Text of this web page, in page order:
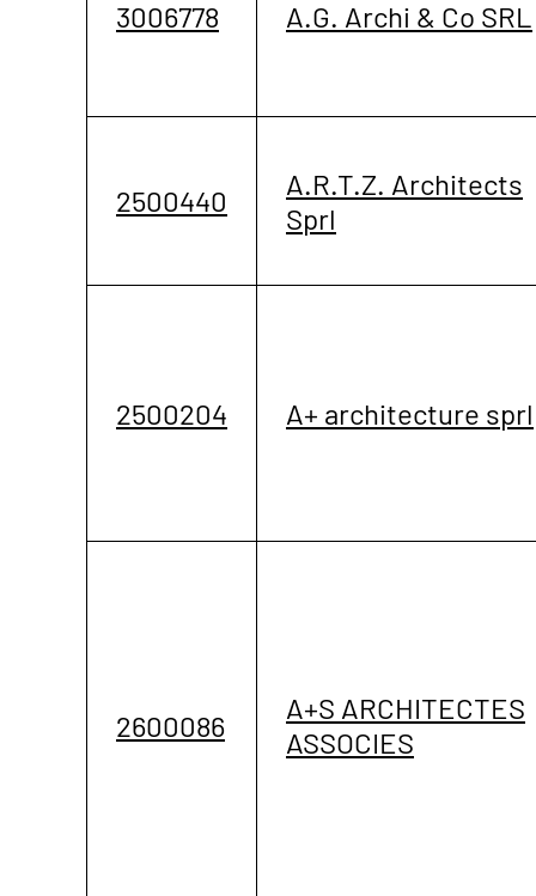
3006778 A.G. Archi & Co SRL
2500440
A.R.T.Z. Architects
Sprl
2500204 A+ architecture sprl
2600086
A+S ARCHITECTES
ASSOCIES